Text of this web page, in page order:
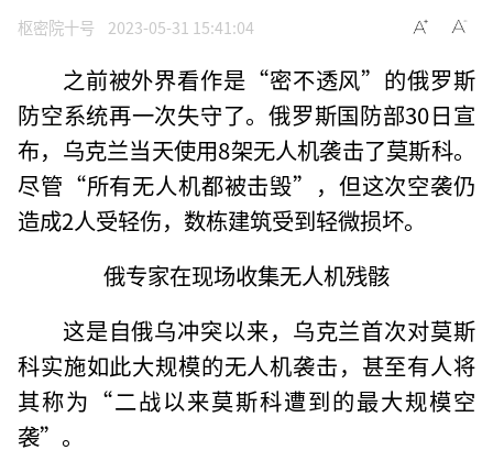
枢密院十号 2023-05-31 15:41:04
之前被外界看作是“密不透风”的俄罗斯
防空系统再一次失守了。俄罗斯国防部30日宣
布，乌克兰当天使用8架无人机袭击了莫斯科。
尽管“所有无人机都被击毁”，但这次空袭仍
造成2人受轻伤，数栋建筑受到轻微损坏。
俄专家在现场收集无人机残骸
这是自俄乌冲突以来，乌克兰首次对莫斯
科实施如此大规模的无人机袭击，甚至有人将
其称为“二战以来莫斯科遭到的最大规模空
袭”。